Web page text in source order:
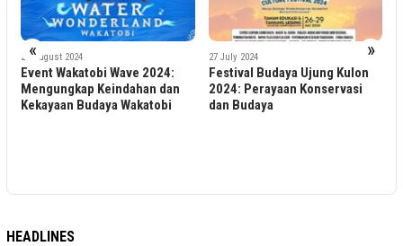
« »
24 August 2024
Event Wakatobi Wave 2024:
Mengungkap Keindahan dan
Kekayaan Budaya Wakatobi
27 July 2024
Festival Budaya Ujung Kulon
2024: Perayaan Konservasi
dan Budaya
HEADLINES